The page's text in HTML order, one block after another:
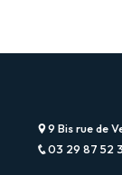
9 Bis rue de
03 29 87 52